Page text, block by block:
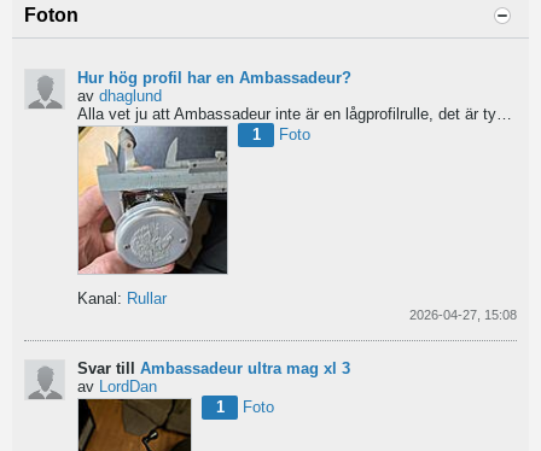
Foton
Hur hög profil har en Ambassadeur?
av dhaglund
Alla vet ju att Ambassadeur inte är en lågprofilrulle, det är tydligt. Men hur hög profil har de egentligen?...
1
Foto
Kanal: Rullar
2026-04-27, 15:08
Svar till Ambassadeur ultra mag xl 3
av
LordDan
1
Foto